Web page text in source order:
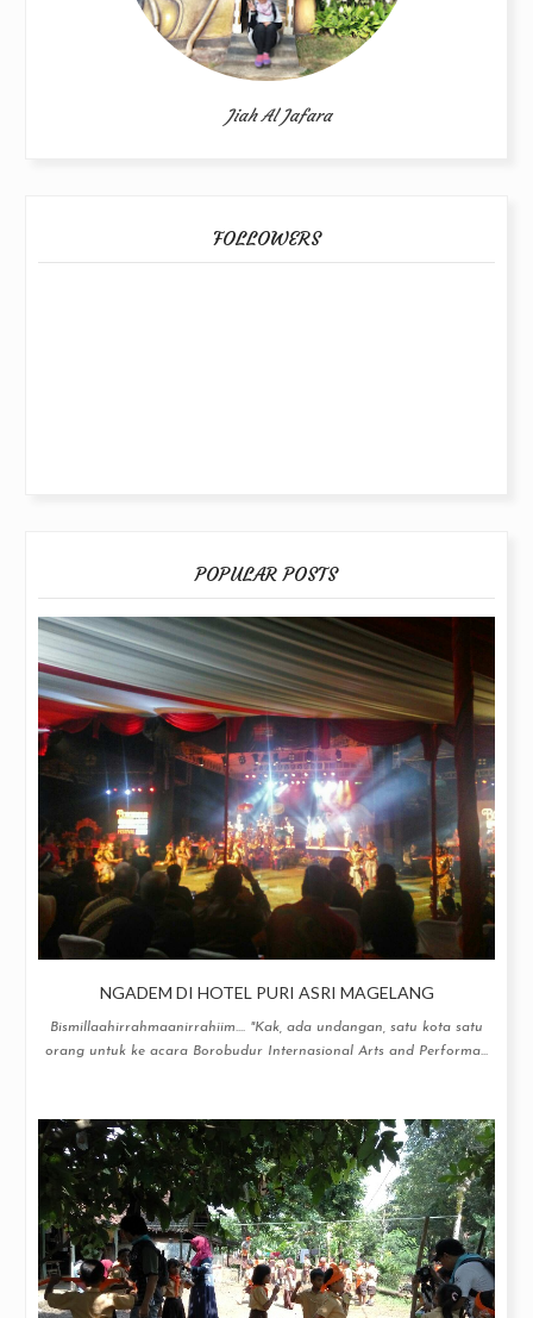
Jiah Al Jafara
FOLLOWERS
POPULAR POSTS
NGADEM DI HOTEL PURI ASRI MAGELANG
Bismillaahirrahmaanirrahiim.... "Kak, ada undangan, satu kota satu
orang untuk ke acara Borobudur Internasional Arts and Performa...